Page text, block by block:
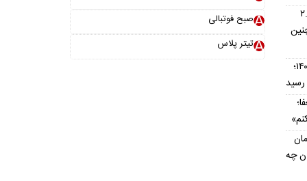
۲.۵
قیمت تیبا کارکرده امروز ۱۶ مرداد ۱۴۰۵؛
چه
صبح فوتبالی
تیتر پلاس